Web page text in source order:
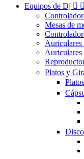
Equipos de Dj  
Mesas de
Auriculares
Auriculares
Platos y